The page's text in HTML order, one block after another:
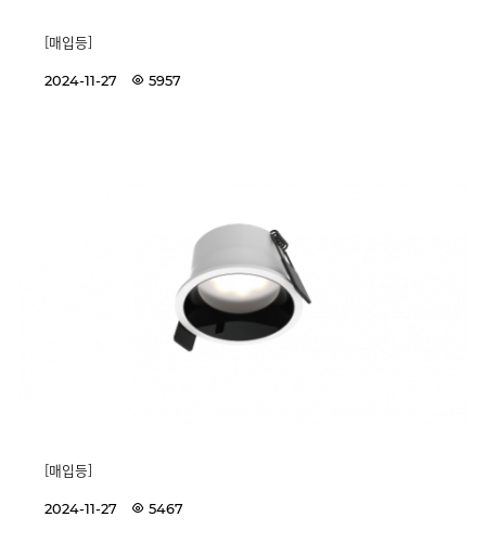
[매입등]
2024-11-27 5957
[매입등]
2024-11-27 5467